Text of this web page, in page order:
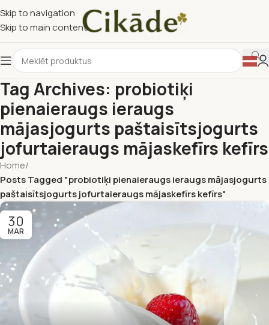
Skip to navigation
Skip to main content
Tag Archives: probiotiķi
pienaieraugs ieraugs
mājasjogurts paštaisītsjogurts
jofurtaieraugs mājaskefīrs kefīrs
Home/
Posts Tagged "probiotiķi pienaieraugs ieraugs mājasjogurts
paštaisītsjogurts jofurtaieraugs mājaskefīrs kefīrs"
30
MAR